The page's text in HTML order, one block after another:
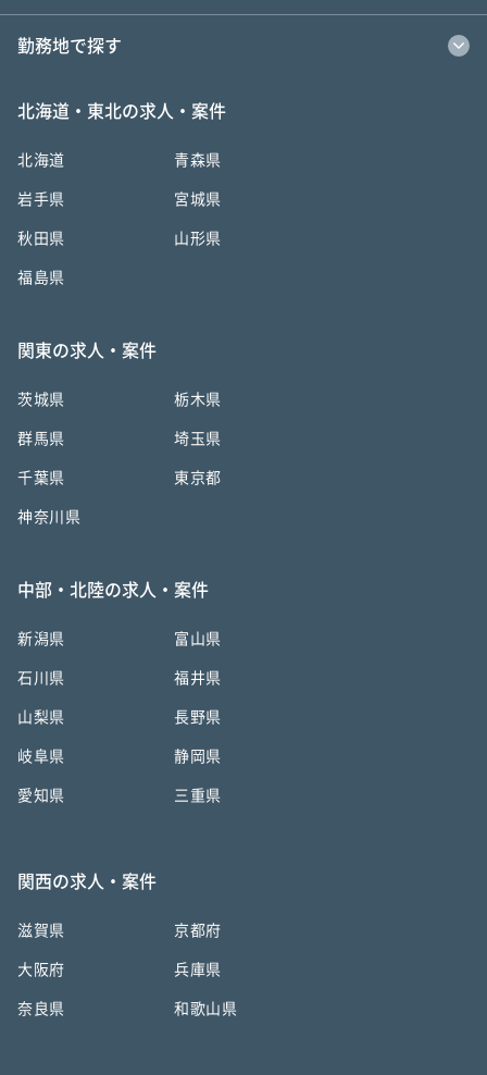
勤務地で探す
北海道・東北の求人・案件
北海道 青森県
岩手県 宮城県
秋田県 山形県
福島県
関東の求人・案件
茨城県 栃木県
群馬県 埼玉県
千葉県 東京都
神奈川県
中部・北陸の求人・案件
新潟県 富山県
石川県 福井県
山梨県 長野県
岐阜県 静岡県
愛知県 三重県
関西の求人・案件
滋賀県 京都府
大阪府 兵庫県
奈良県 和歌山県